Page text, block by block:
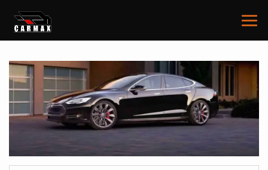
ARTICLE ADHÉSIF